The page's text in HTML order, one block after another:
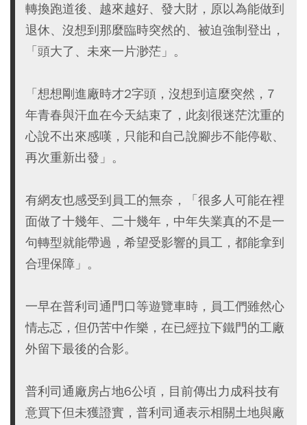
轉換跑道後、越來越好、發大財，原以為能做到
退休、沒想到那麼臨時突然的、被迫強制登出，
「頭大了、未來一片渺茫」。
「想想剛進廠時才2字頭，沒想到這麼突然，7
年青春與汗血在今天結束了，此刻很迷茫沈重的
心說不出來感嘆，只能和自己說腳步不能停歇、
再次重新出發」。
有網友也感受到員工的無奈，「很多人可能在裡
面做了十幾年、二十幾年，中年失業真的不是一
句轉型就能帶過，希望受影響的員工，都能拿到
合理保障」。
一早在普利司通門口等遊覽車時，員工們雖然心
情忐忑，但仍苦中作樂，在已經拉下鐵門的工廠
外留下最後的合影。
普利司通廠房占地6公頃，目前傳出力成科技有
意買下但未獲證實，普利司通表示相關土地與廠